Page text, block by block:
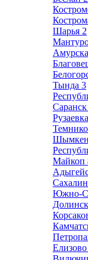
Шарья 2
Тында 3
Саранск
Рузаевка
Майкоп
Южно-
Долинск
Елизово